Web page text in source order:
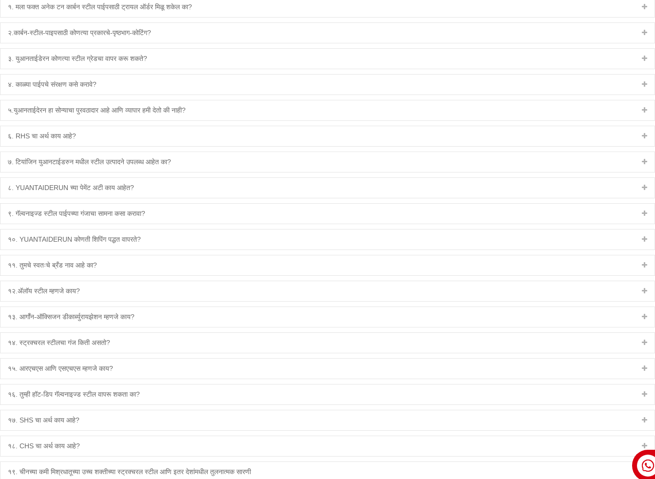
१. मला फक्त अनेक टन कार्बन स्टील पाईपसाठी ट्रायल ऑर्डर मिळू शकेल का?
२.कार्बन-स्टील-पाइपसाठी कोणत्या प्रकारचे-पृष्ठभाग-कोटिंग?
३. युआनताईडेरन कोणत्या स्टील ग्रेडचा वापर करू शकते?
४. काळ्या पाईपचे संरक्षण कसे करावे?
५.युआनताईदेरन हा सोन्याचा पुरवठादार आहे आणि व्यापार हमी देतो की नाही?
६. RHS चा अर्थ काय आहे?
७. टियांजिन युआनटाईडरुन मधील स्टील उत्पादने उपलब्ध आहेत का?
८. YUANTAIDERUN च्या पेमेंट अटी काय आहेत?
९. गॅल्वनाइज्ड स्टील पाईपच्या गंजाचा सामना कसा करावा?
१०. YUANTAIDERUN कोणती शिपिंग पद्धत वापरते?
११. तुमचे स्वतःचे ब्रँड नाव आहे का?
१२.अ‍ॅलॉय स्टील म्हणजे काय?
१३. आर्गॉन-ऑक्सिजन डीकार्ब्युरायझेशन म्हणजे काय?
१४. स्ट्रक्चरल स्टीलचा गंज किती असतो?
१५. आरएचएस आणि एसएचएस म्हणजे काय?
१६. तुम्ही हॉट-डिप गॅल्वनाइज्ड स्टील वापरू शकता का?
१७. SHS चा अर्थ काय आहे?
१८. CHS चा अर्थ काय आहे?
१९. चीनच्या कमी मिश्रधातूच्या उच्च शक्तीच्या स्ट्रक्चरल स्टील आणि इतर देशांमधील तुलनात्मक सारणी